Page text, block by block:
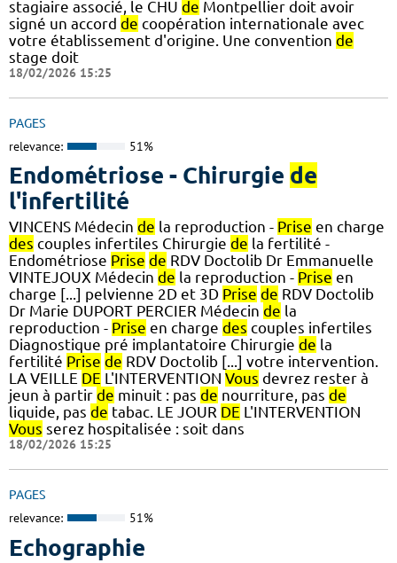
stagiaire associé, le CHU de Montpellier doit avoir
signé un accord de coopération internationale avec
votre établissement d'origine. Une convention de
stage doit
18/02/2026 15:25
PAGES
relevance: 51%
Endométriose - Chirurgie de
l'infertilité
VINCENS Médecin de la reproduction - Prise en charge
des couples infertiles Chirurgie de la fertilité -
Endométriose Prise de RDV Doctolib Dr Emmanuelle
VINTEJOUX Médecin de la reproduction - Prise en
charge [...] pelvienne 2D et 3D Prise de RDV Doctolib
Dr Marie DUPORT PERCIER Médecin de la
reproduction - Prise en charge des couples infertiles
Diagnostique pré implantatoire Chirurgie de la
fertilité Prise de RDV Doctolib [...] votre intervention.
LA VEILLE DE L'INTERVENTION Vous devrez rester à
jeun à partir de minuit : pas de nourriture, pas de
liquide, pas de tabac. LE JOUR DE L'INTERVENTION
Vous serez hospitalisée : soit dans
18/02/2026 15:25
PAGES
relevance: 51%
Echographie